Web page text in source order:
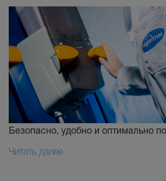
Безопасно, удобно и оптимально
Читать далее